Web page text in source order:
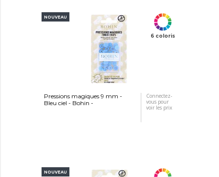
NOUVEAU
6 coloris
Pressions magiques 9 mm -
Bleu ciel - Bohin -
Connectez-
vous pour
voir les prix
NOUVEAU